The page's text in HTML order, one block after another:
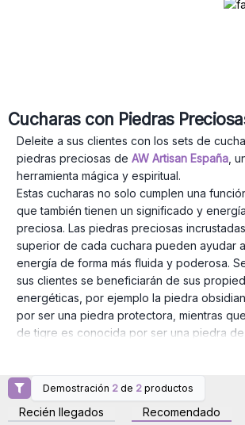
Cucharas con Piedras
Deleite a sus clientes con los sets de
piedras preciosas de AW Artisan España,
herramienta mágica y espiritual.
Estas cucharas no solo cumplen una
que también tienen un significado y
preciosa. Las piedras preciosas
superior de cada cuchara pueden ayudar
energía de forma más fluida y poderosa.
sus clientes se beneficiarán de sus
energéticas, por ejemplo la piedra
por ser una piedra protectora, mientras
de tigre es conocida por ser una piedra
energética. Al usar una cuchara con
vida diaria, puedes atraer energía positiva
potenciales. La cuchara de bruja con
Demostración 2 de 2 productos
Recién llegados Recomendado
Inicie sesión o regístrese
para obtener precios al
por mayor
para